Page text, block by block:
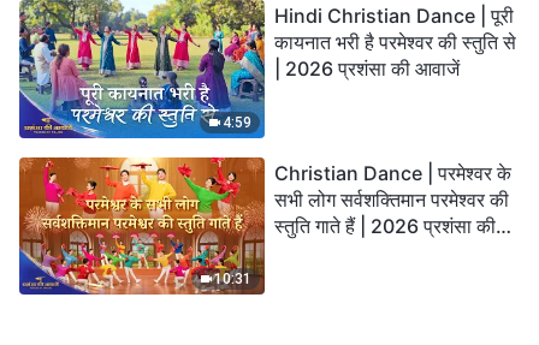
4:59
Hindi Christian Dance | पूरी
कायनात भरी है परमेश्वर की स्तुति से
| 2026 प्रशंसा की आवाजें
10:31
Christian Dance | परमेश्वर के
सभी लोग सर्वशक्तिमान परमेश्वर की
स्तुति गाते हैं | 2026 प्रशंसा की